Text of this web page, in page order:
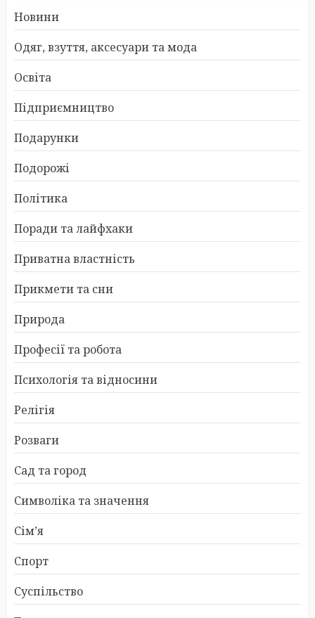
Новини
Одяг, взуття, аксесуари та мода
Освіта
Підприємництво
Подарунки
Подорожі
Політика
Поради та лайфхаки
Приватна властність
Прикмети та сни
Природа
Професії та робота
Психологія та відносини
Релігія
Розваги
Сад та город
Символіка та значення
Сім’я
Спорт
Суспільство